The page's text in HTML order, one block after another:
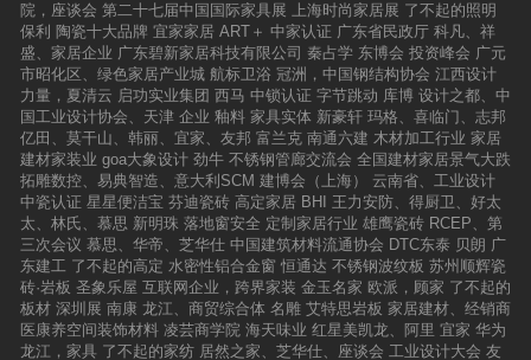
院，座谈会 第二十七届中国国际家具展 上海时尚家居展 了不起的照明
保利 陶瓷十大品牌 宜家家居 ART＋ 中家认证 广东省民政厅 科凡、祥
盛、家居企业 广东碧新家居科技有限公司 秦占学 东博会 投资峰会 广元
市昭化区、绿色家居产业城 航标卫浴 冠洲，中国钢结构协会 江西设计
力量，夏清云 启功实业集团 西马 中锁认证 字节跳动 库博 设计之都、中
国工业设计协会、天津 企业 釉料 家具实体 新豪轩 玛格、喜临门、志邦
亿田、莫干山、韩丽、宜家、友邦 富兰克 南通六建 木材加工行业 家居
建材家装业 goa大象设计 劲牛 不锈钢管廊交流会 全国建材家居景气大跌
拓雕数控、易典智造、意大利SCM 建博会（上海）
云南省、工业设计
中瓷认证 星星便洁宝 芬迪瓷砖 高定家居 BHI
王力安防、得厨卫、好太
太、林氏、慕思 新明珠 落地窗安全 定制家居行业 雄鹰瓷砖 RCEP、第
三次会议 慕思、华帝、芝华仕 中国建筑材料流通协会 DTC东泰 贝朗 广
东建工 了不起的高定 水密性铝合金窗 恒通达 不锈钢波纹板 苏州顺辉瓷
砖·岩板 圣象乐屋 互联网企业，跨界家装 金玉名家 欧派，顾家 了不起的
板材 深圳展 南康 龙江、商贸综合体 名雕 艾特思岩板 家居建材、经销商
医康养空间装饰材料 凌芸商学院 海天味业 红星美凯龙、阿里 宜家 华为
龙江，家具 了不起的家纺 居然之家、芝华仕、座谈会 工业设计大会 友